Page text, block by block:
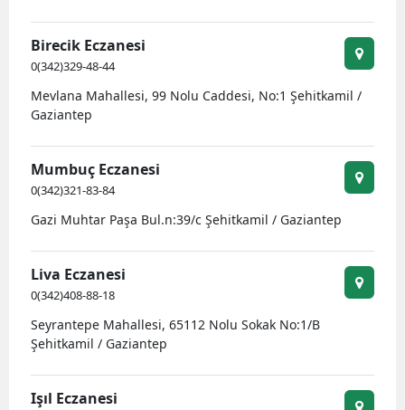
Birecik Eczanesi
0(342)329-48-44
Mevlana Mahallesi, 99 Nolu Caddesi, No:1 Şehitkamil /
Gaziantep
Mumbuç Eczanesi
0(342)321-83-84
Gazi Muhtar Paşa Bul.n:39/c Şehitkamil / Gaziantep
Liva Eczanesi
0(342)408-88-18
Seyrantepe Mahallesi, 65112 Nolu Sokak No:1/B
Şehitkamil / Gaziantep
Işıl Eczanesi